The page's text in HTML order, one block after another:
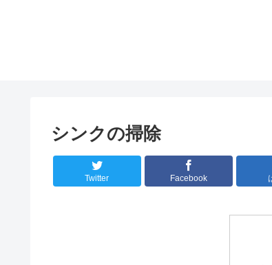
シンクの掃除
Twitter Facebook